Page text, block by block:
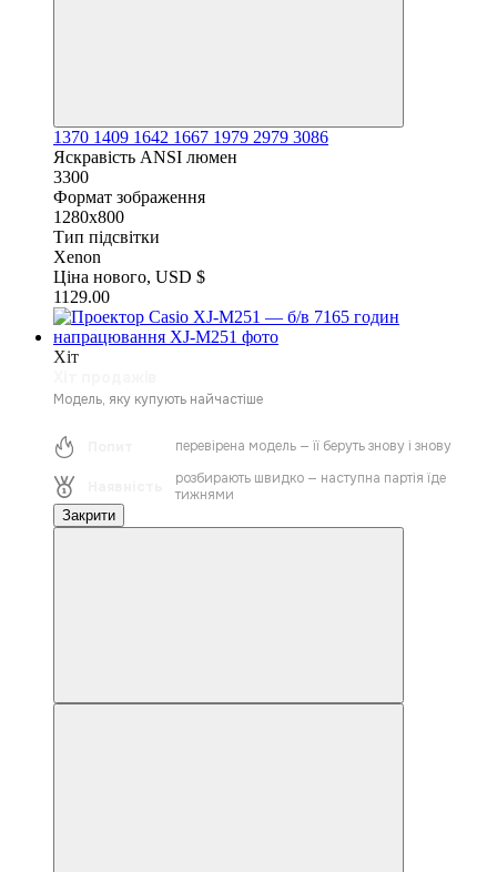
1370 1409 1642 1667 1979 2979 3086
Яскравість ANSI люмен
3300
Формат зображення
1280x800
Тип підсвітки
Xenon
Ціна нового, USD $
1129.00
Хіт
Модель, яку купують найчастіше
перевірена модель — її беруть знову і знову
розбирають швидко — наступна партія їде
тижнями
Закрити